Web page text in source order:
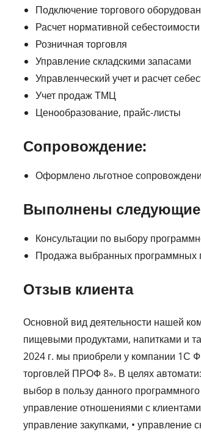
Подключение торгового
Расчет нормативной себестоимости
Розничная торговля
Управление складскими запасами
Управленческий учет и расчет
Учет продаж ТМЦ
Ценообразование, прайс-листы
Сопровождение:
Оформлено льготное
Выполнены
Консультации по выбору
Продажа выбранных программных
Отзыв клиента
Основной вид деятельности нашей
пищевыми продуктами, напитками и
2024 г. мы приобрели у компании 1С
торговлей ПРОФ 8». В целях
выбор в пользу данного
управление отношениями с
управление закупками, • управление